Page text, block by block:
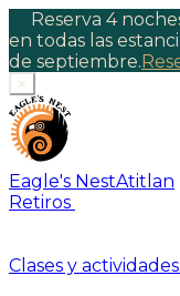
Reserva 4
en todas las
de septiembre.
×
Eagle's NestAtitlan
Retiros
Clases y actividades